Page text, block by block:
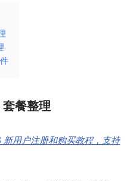
餐整理
新用户注册和购买教程，支持